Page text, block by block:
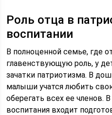
Роль отца в
воспитании
В полноценной семье, где
главенствующую роль, у
зачатки патриотизма. В
малыши учатся любить
оберегать всех ее членов.
воспитания входит